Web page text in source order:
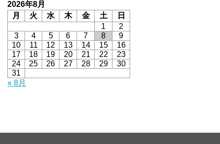
2026年8月
月
火 水 木 金 土
日
1
2
3
4 5 6 7 8
9
10
11 12 13 14 15
16
17
18 19 20 21 22
23
24
25 26 27 28 29
30
31
« 8月